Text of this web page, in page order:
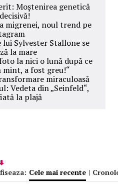
Moştenirea genetică
migrenei, noul trend pe
Sylvester Stallone se
la mare
la nici o lună după ce
mint, a fost greu!“
miraculoasă
Vedeta din „Seinfeld“,
la plajă
Cele mai recente |